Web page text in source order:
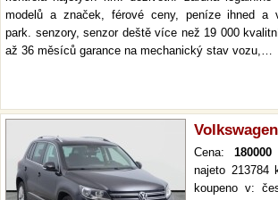
modelů a značek, férové ceny, peníze ihned a
park. senzory, senzor deště více než 19 000
až 36 měsíců garance na mechanický stav vozu,…
Cena: 180000
najeto 213784
koupeno v: